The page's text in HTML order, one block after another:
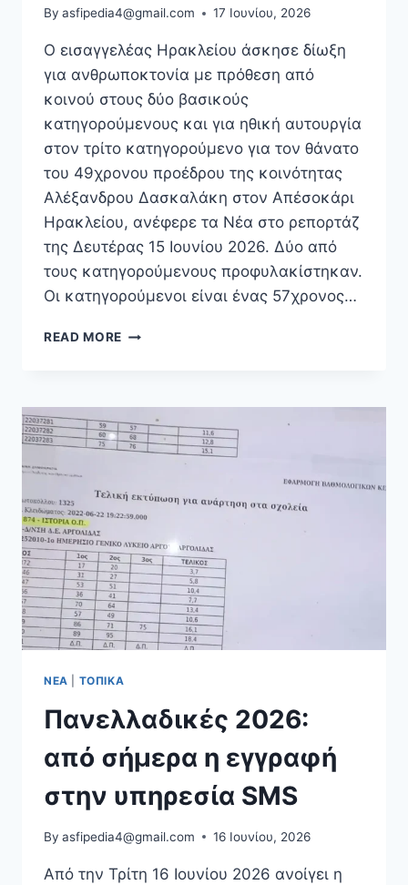
By asfipedia4@gmail.com 17 Ιουνίου, 2026
Ο εισαγγελέας Ηρακλείου άσκησε δίωξη
για ανθρωποκτονία με πρόθεση από
κοινού στους δύο βασικούς
κατηγορούμενους και για ηθική αυτουργία
στον τρίτο κατηγορούμενο για τον θάνατο
του 49χρονου προέδρου της κοινότητας
Αλέξανδρου Δασκαλάκη στον Απέσοκάρι
Ηρακλείου, ανέφερε τα Νέα στο ρεπορτάζ
της Δευτέρας 15 Ιουνίου 2026. Δύο από
τους κατηγορούμενους προφυλακίστηκαν.
Οι κατηγορούμενοι είναι ένας 57χρονος…
READ MORE ΔΟΛΟΦΟΝΊΑ
ΠΡΌΘΕΣΗ
ΓΙΑ
ΤΟΥΣ
ΝΈΑ ΤΟΠΙΚΆ
Πανελλαδικές 2026:
από σήμερα η εγγραφή
στην υπηρεσία SMS
By asfipedia4@gmail.com 16 Ιουνίου, 2026
Από την Τρίτη 16 Ιουνίου 2026 ανοίγει η